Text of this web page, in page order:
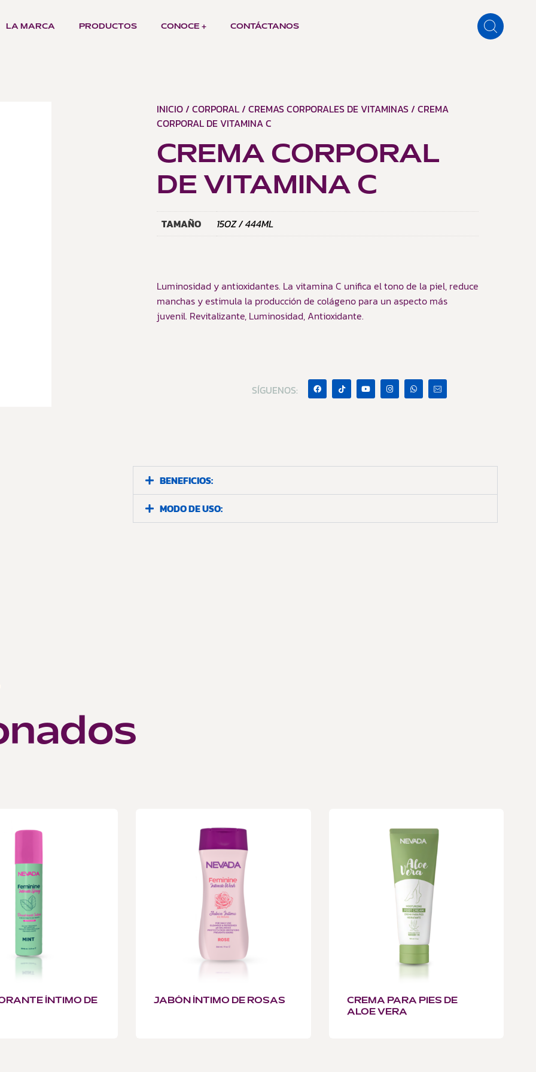
LA MARCA PRODUCTOS CONOCE + CONTÁCTANOS
INICIO/ CORPORAL/ CREMAS CORPORALES DE VITAMINAS/ CREMA
CORPORAL DE VITAMINA C
CREMA CORPORAL
DE VITAMINA C
TAMAÑO 15OZ / 444ML
Luminosidad y antioxidantes. La vitamina C unifica el tono de la piel, reduce
manchas y estimula la producción de colágeno para un aspecto más
juvenil. Revitalizante, Luminosidad, Antioxidante.
SÍGUENOS:
BENEFICIOS:
MODO DE USO:
ÍNTIMO DE
JABÓN ÍNTIMO DE ROSAS
CREMA PARA PIES DE
ALOE VERA